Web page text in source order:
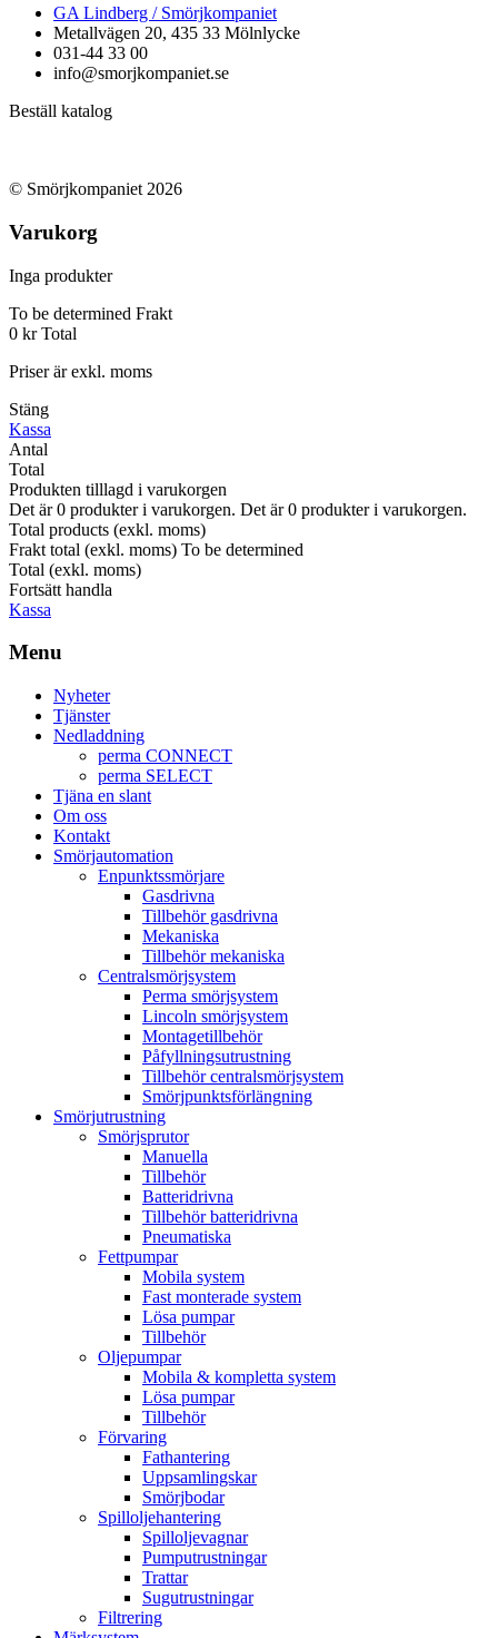
GA Lindberg / Smörjkompaniet
Metallvägen 20, 435 33 Mölnlycke
031-44 33 00
info@smorjkompaniet.se
Beställ katalog
© Smörjkompaniet 2026
Varukorg
Inga produkter
To be determined Frakt
0 kr Total
Priser är exkl. moms
Stäng
Kassa
Antal
Total
Produkten tilllagd i varukorgen
Det är0 produkter i varukorgen. Det är0 produkter i varukorgen.
Total products (exkl. moms)
Frakt total (exkl. moms) To be determined
Total (exkl. moms)
Fortsätt handla
Kassa
Menu
Nyheter
Tjänster
Nedladdning
perma CONNECT
perma SELECT
Tjäna en slant
Om oss
Kontakt
Smörjautomation
Enpunktssmörjare
Gasdrivna
Tillbehör gasdrivna
Mekaniska
Tillbehör mekaniska
Centralsmörjsystem
Perma smörjsystem
Lincoln smörjsystem
Montagetillbehör
Påfyllningsutrustning
Tillbehör centralsmörjsystem
Smörjpunktsförlängning
Smörjutrustning
Smörjsprutor
Manuella
Tillbehör
Batteridrivna
Tillbehör batteridrivna
Pneumatiska
Fettpumpar
Mobila system
Fast monterade system
Lösa pumpar
Tillbehör
Oljepumpar
Mobila & kompletta system
Lösa pumpar
Tillbehör
Förvaring
Fathantering
Uppsamlingskar
Smörjbodar
Spilloljehantering
Spilloljevagnar
Pumputrustningar
Trattar
Sugutrustningar
Filtrering